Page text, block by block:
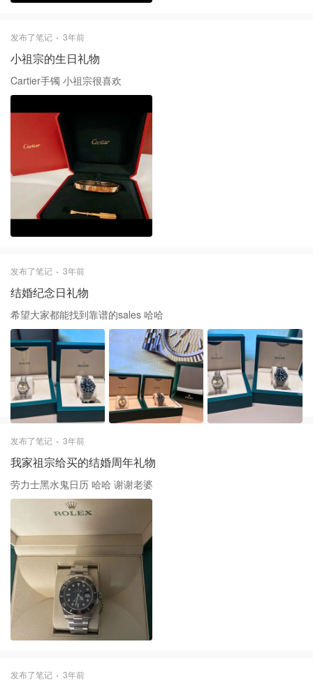
发布了笔记 3年前
小祖宗的生日礼物
Cartier手镯 小祖宗很喜欢
发布了笔记 3年前
结婚纪念日礼物
希望大家都能找到靠谱的sales 哈哈
发布了笔记 3年前
我家祖宗给买的结婚周年礼物
劳力士黑水鬼日历 哈哈 谢谢老婆
发布了笔记 3年前